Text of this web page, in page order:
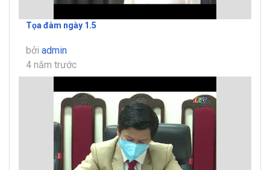
Tọa đàm ngày 1.5
bởi admin
4 năm trước